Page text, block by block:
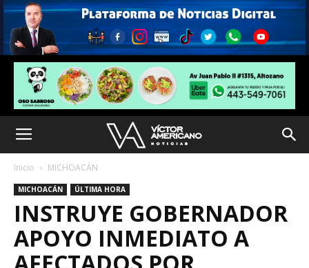
Inicio MICHOACÁN
MICHOACÁN ÚLTIMA HORA
INSTRUYE GOBERNADOR
APOYO INMEDIATO A